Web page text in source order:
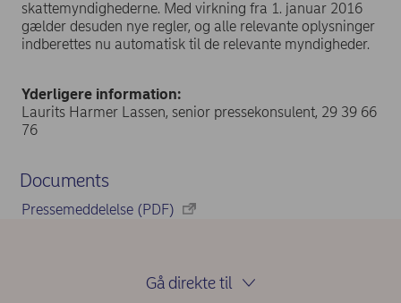
skattemyndighederne. Med virkning fra 1. januar 2016
gælder desuden nye regler, og alle relevante oplysninger
indberettes nu automatisk til de relevante myndigheder.
Yderligere information:
Laurits Harmer Lassen, senior pressekonsulent, 29 39 66
76
Documents
Pressemeddelelse (PDF)
Gå direkte til